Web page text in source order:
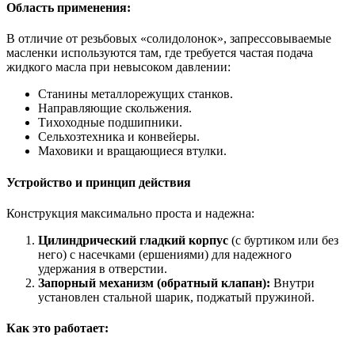
Область применения:
В отличие от резьбовых «солидолонок», запрессовываемые
масленки используются там, где требуется частая подача
жидкого масла при невысоком давлении:
Станины металлорежущих станков.
Направляющие скольжения.
Тихоходные подшипники.
Сельхозтехника и конвейеры.
Маховики и вращающиеся втулки.
Устройство и принцип действия
Конструкция максимально проста и надежна:
Цилиндрический гладкий корпус (с буртиком или без
него) с насечками (ершениями) для надежного
удержания в отверстии.
Запорный механизм (обратный клапан): Внутри
установлен стальной шарик, поджатый пружиной.
Как это работает: